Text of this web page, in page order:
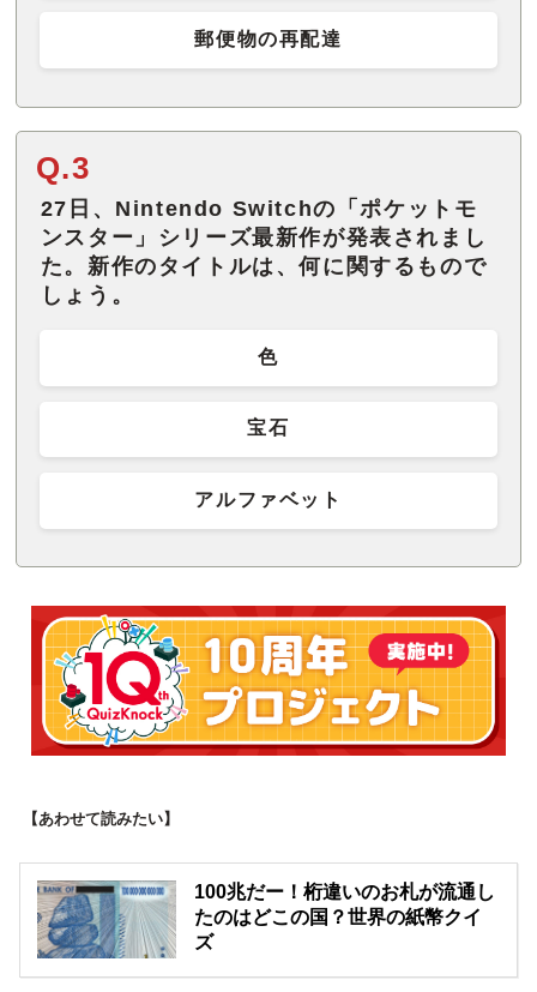
郵便物の再配達
Q.3
27日、Nintendo Switchの「ポケットモ
ンスター」シリーズ最新作が発表されまし
た。新作のタイトルは、何に関するもので
しょう。
色
宝石
アルファベット
【あわせて読みたい】
100兆だー！桁違いのお札が流通し
たのはどこの国？世界の紙幣クイ
ズ